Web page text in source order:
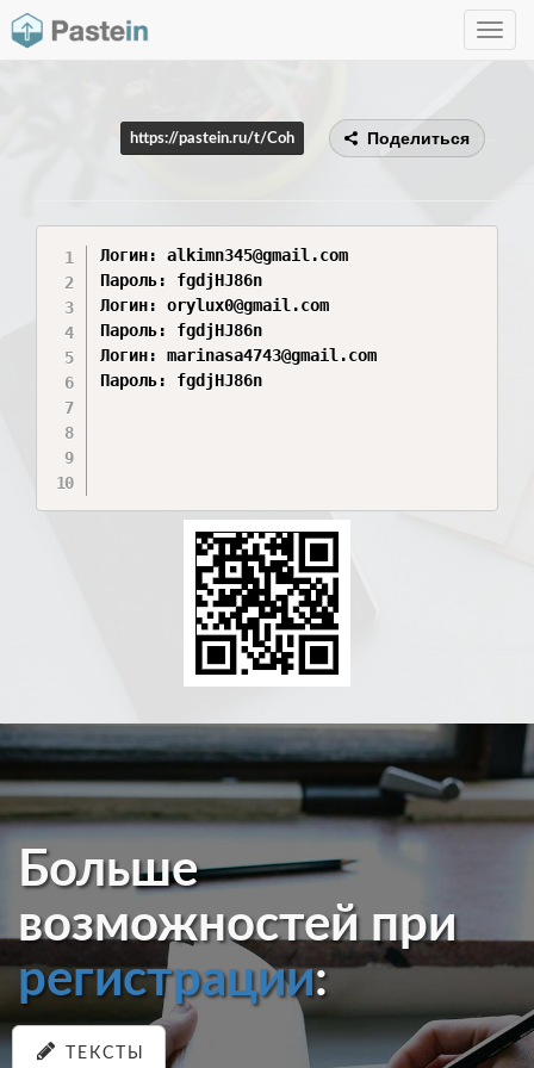
Toggle
https://pastein.ru/t/Coh Поделиться
Логин: alkimn345@gmail.com
Пароль: fgdjHJ86n
Логин: orylux0@gmail.com
Пароль: fgdjHJ86n
Логин: marinasa4743@gmail.com
Пароль: fgdjHJ86n
Больше
возможностей при
регистрации:
ТЕКСТЫ